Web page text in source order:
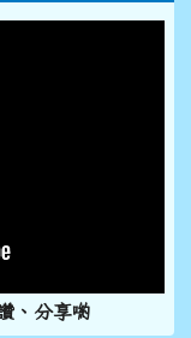
、分享喲